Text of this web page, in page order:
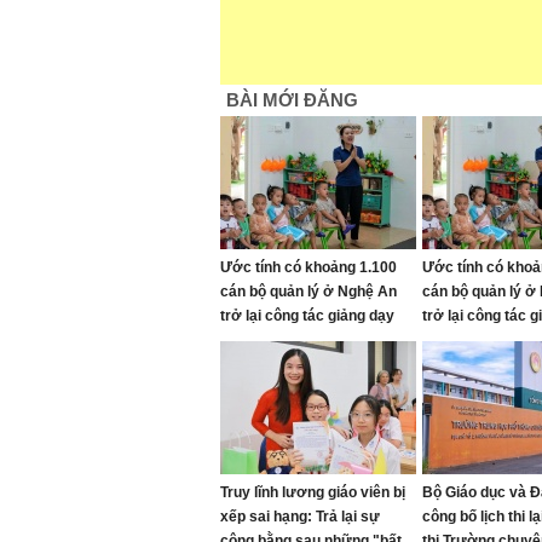
BÀI MỚI ĐĂNG
Ước tính có khoảng 1.100
cán bộ quản lý ở Nghệ An
trở lại công tác giảng dạy
Ước tính có
cán bộ quản lý ở
trở lại công tác
Truy lĩnh lương giáo viên bị
xếp sai hạng: Trả lại sự
Bộ Giáo dục và
công bố lịch thi